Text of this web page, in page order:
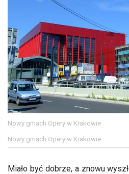
Nowy gmach Opery w Krakowie
Nowy gmach Opery w Krakowie
Miało być dobrze, a znowu